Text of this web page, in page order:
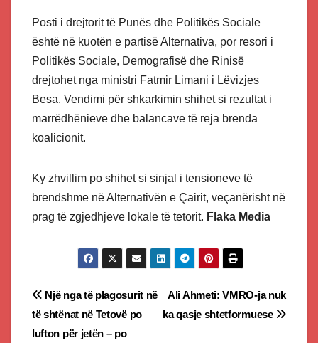
Posti i drejtorit të Punës dhe Politikës Sociale
është në kuotën e partisë Alternativa, por resori i
Politikës Sociale, Demografisë dhe Rinisë
drejtohet nga ministri Fatmir Limani i Lëvizjes
Besa. Vendimi për shkarkimin shihet si rezultat i
marrëdhënieve dhe balancave të reja brenda
koalicionit.
Ky zhvillim po shihet si sinjal i tensioneve të
brendshme në Alternativën e Çairit, veçanërisht në
prag të zgjedhjeve lokale të tetorit. Flaka Media
Post
navigation
Ali Ahmeti: VMRO-ja nuk
ka qasje shtetformuese
Një nga të plagosurit në
të shtënat në Tetovë po
lufton për jetën – po